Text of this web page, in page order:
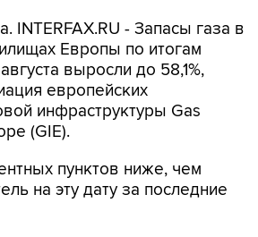
INTERFAX.RU - Запасы газа в
Европы по итогам
выросли до 58,1%,
европейских
инфраструктуры Gas
(GIE).
пунктов ниже, чем
на эту дату за последние